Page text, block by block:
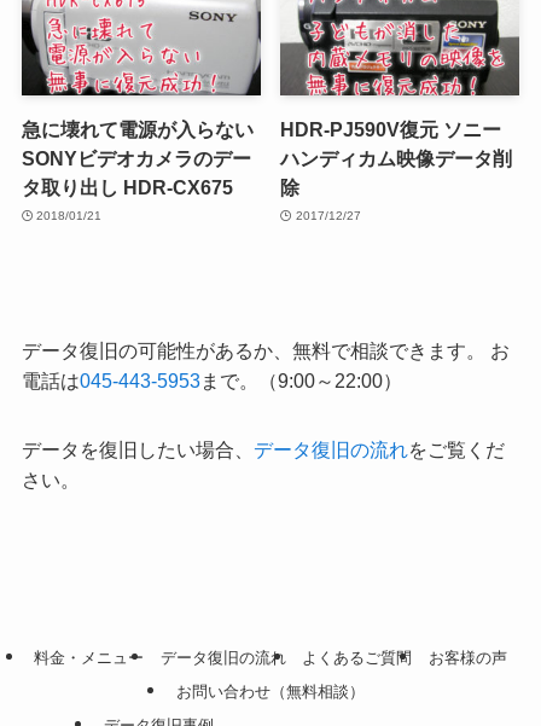
急に壊れて電源が入らない
SONYビデオカメラのデー
タ取り出し HDR-CX675
2018/01/21
HDR-PJ590V復元 ソニー
ハンディカム映像データ削
除
2017/12/27
データ復旧の可能性があるか、無料で相談できます。 お
電話は045-443-5953まで。（9:00～22:00）
データを復旧したい場合、 データ復旧の流れをご覧くだ
さい。
料金・メニュー データ復旧の流れ よくあるご質問
お客様の声
お問い合わせ（無料相談）